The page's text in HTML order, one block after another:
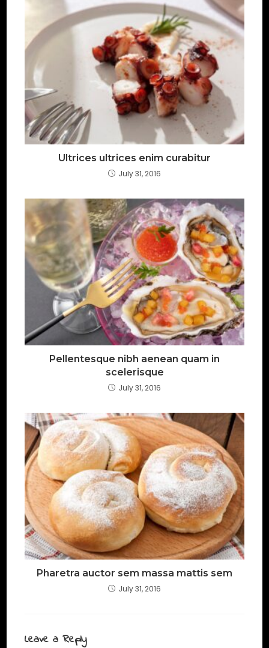
Ultrices ultrices enim curabitur
July 31, 2016
Pellentesque nibh aenean quam in
scelerisque
July 31, 2016
Pharetra auctor sem massa mattis sem
July 31, 2016
Leave a Reply